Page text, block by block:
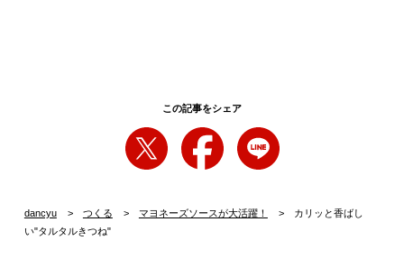
この記事をシェア
dancyu つくる マヨネーズソースが大活躍！
カリッと香ばし
い"タルタルきつね"